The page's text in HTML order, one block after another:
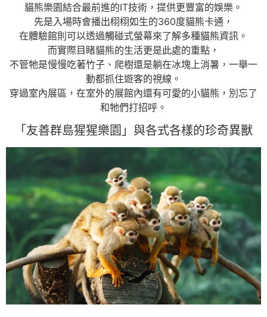
貓熊樂園結合最前進的IT技術，提供更豐富的娛樂。
先是入場時會播出栩栩如生的360度貓熊卡通，
在體驗館則可以透過觸碰式螢幕來了解多種貓熊資訊。
而實際目睹貓熊的生活更是此處的重點，
不管牠是慢慢吃著竹子、爬樹還是躺在冰塊上消暑，一舉一
動都抓住遊客的視線。
穿過室內展區，在室外的展館內還有可愛的小貓熊，別忘了
和牠們打招呼。
「友善群島猩猩樂園」與各式各樣的珍奇異獸